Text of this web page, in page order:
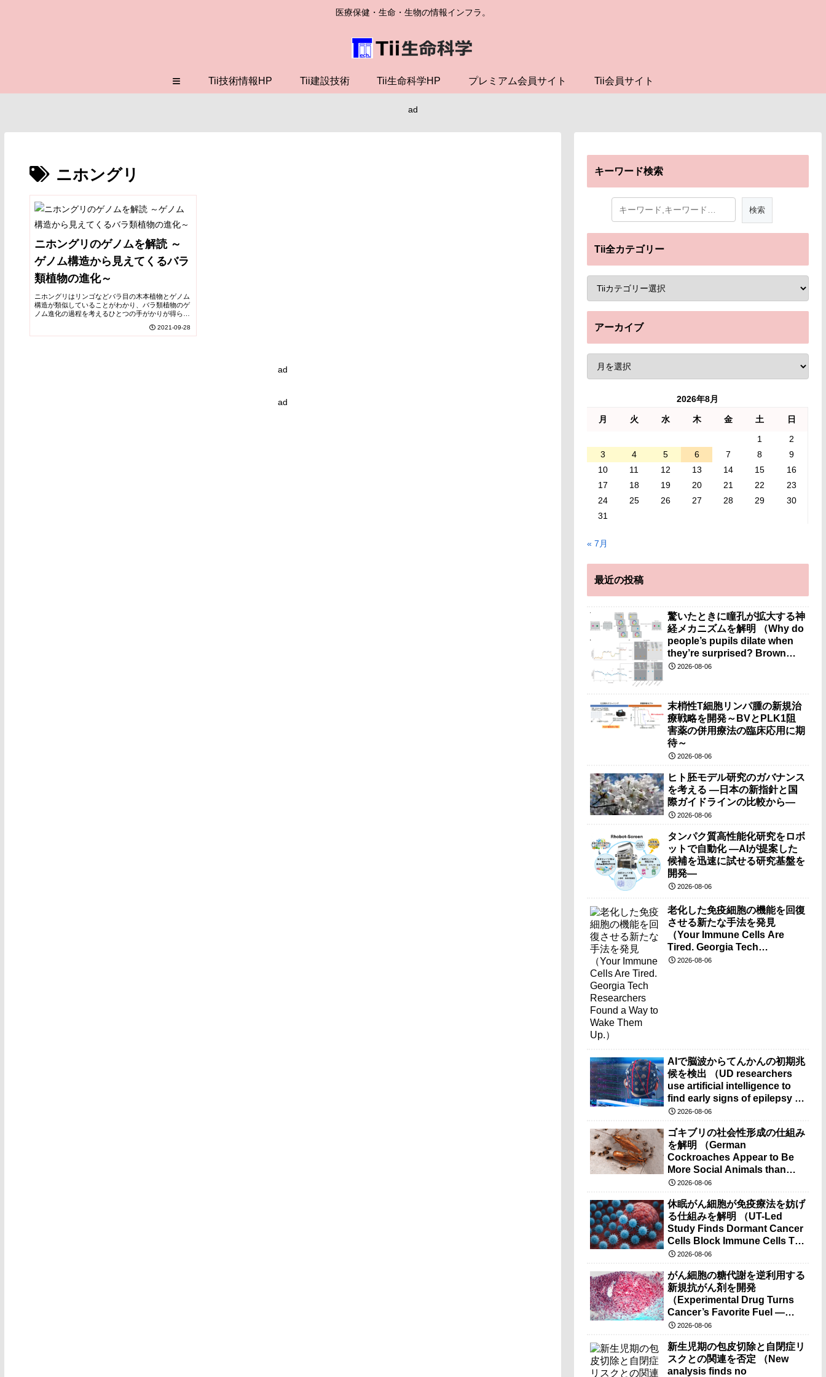
医療保健・生命・生物の情報インフラ。
≡ Tii技術情報HP Tii建設技術 Tii生命科学HP プレミアム会員サイト Tii会員サイト
ad
ニホングリ
ニホングリのゲノムを解読 ～
ゲノム構造から見えてくるバラ
類植物の進化～
ニホングリはリンゴなどバラ目の木本植物とゲノム
構造が類似していることがわかり、バラ類植物のゲ
ノム進化の過程を考えるひとつの手がかりが得られ
2021-09-28
ad
ad
キーワード検索
Tii全カテゴリー
アーカイブ
2026年8月
月 火 水 木 金 土
日
1
2
3
4 5 6 7 8
9
10
11 12 13 14 15
16
17
18 19 20 21 22
23
24
25 26 27 28 29
30
31
« 7月
最近の投稿
驚いたときに瞳孔が拡大する神
経メカニズムを解明 （Why do
people’s pupils dilate when
they’re surprised? Brown
researchers explain）
2026-08-06
末梢性T細胞リンパ腫の新規治
療戦略を開発～BVとPLK1阻
害薬の併用療法の臨床応用に期
待～
2026-08-06
ヒト胚モデル研究のガバナンス
を考える ―日本の新指針と国
際ガイドラインの比較から―
2026-08-06
タンパク質高性能化研究をロボ
ットで自動化 ―AIが提案した
候補を迅速に試せる研究基盤を
開発―
2026-08-06
老化した免疫細胞の機能を回復
させる新たな手法を発見
（Your Immune Cells Are
Tired. Georgia Tech
Researchers Found a Way to
2026-08-06
AIで脳波からてんかんの初期兆
候を検出 （UD researchers
use artificial intelligence to
find early signs of epilepsy in
brain-wave recordings）
2026-08-06
ゴキブリの社会性形成の仕組み
を解明 （German
Cockroaches Appear to Be
More Social Animals than
Previously Thought）
2026-08-06
休眠がん細胞が免疫療法を妨げ
る仕組みを解明 （UT-Led
Study Finds Dormant Cancer
Cells Block Immune Cells To
Disarm Immunotherapy）
2026-08-06
がん細胞の糖代謝を逆利用する
新規抗がん剤を開発
（Experimental Drug Turns
Cancer’s Favorite Fuel —
Sugar — Against It）
2026-08-06
新生児期の包皮切除と自閉症リ
スクとの関連を否定 （New
analysis finds no